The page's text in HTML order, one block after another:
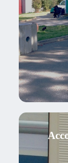
Le
Les
Livret